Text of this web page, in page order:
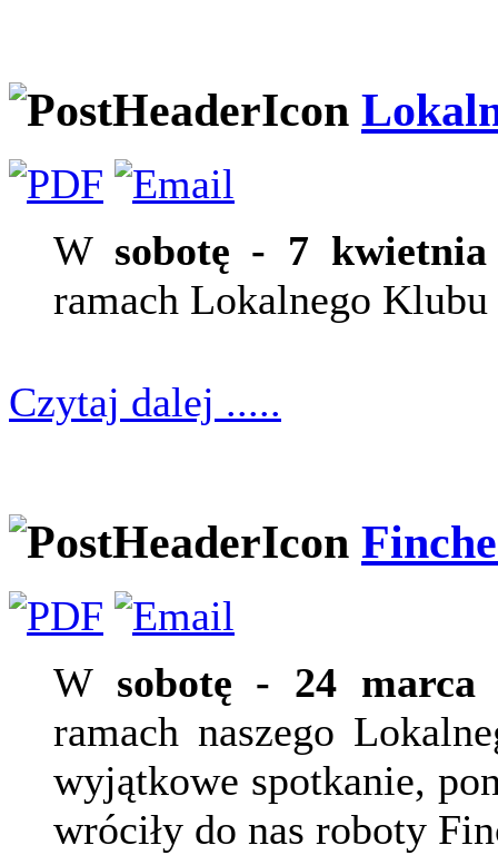
W sobotę - 7 kwietnia
ramach Lokalnego
Czytaj dalej .....
W sobotę - 24 marca
ramach naszego
wyjątkowe spotkanie,
wróciły do nas roboty